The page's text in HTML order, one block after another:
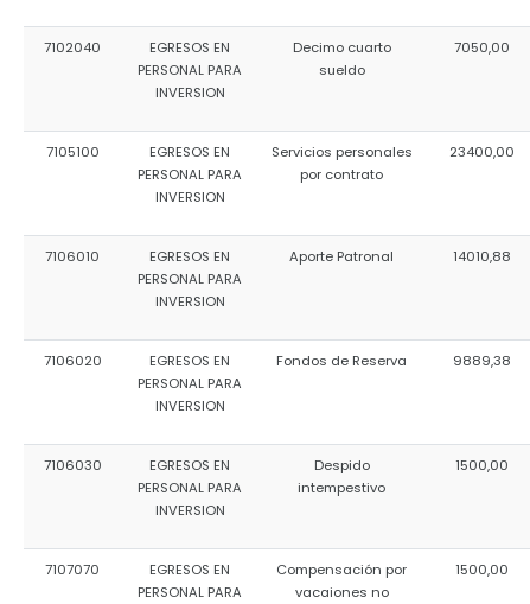
7102040
EGRESOS EN
PERSONAL PARA
INVERSION
Decimo cuarto
sueldo
7050,00
7105100
EGRESOS EN
PERSONAL PARA
INVERSION
Servicios personales
por contrato
23400,00
7106010
EGRESOS EN
PERSONAL PARA
INVERSION
Aporte Patronal 14010,88
7106020
EGRESOS EN
PERSONAL PARA
INVERSION
Fondos de Reserva 9889,38
7106030
EGRESOS EN
PERSONAL PARA
INVERSION
Despido
intempestivo
1500,00
7107070
EGRESOS EN
PERSONAL PARA
Compensación por
vacaiones no
1500,00